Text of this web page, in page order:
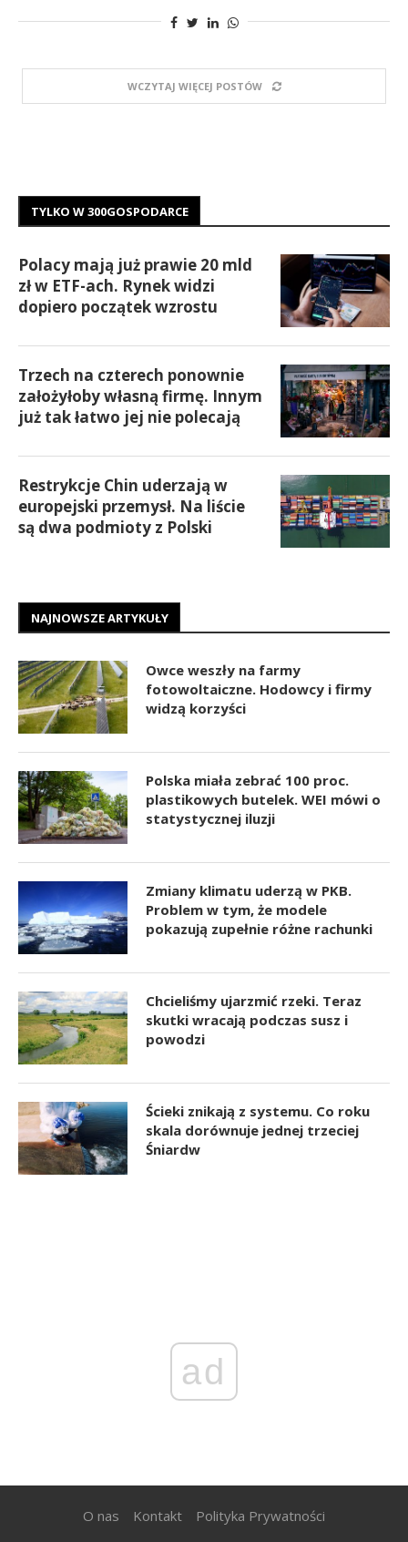
WCZYTAJ WIĘCEJ POSTÓW
TYLKO W 300GOSPODARCE
Polacy mają już prawie 20 mld
zł w ETF-ach. Rynek widzi
dopiero początek wzrostu
Trzech na czterech ponownie
założyłoby własną firmę. Innym
już tak łatwo jej nie polecają
Restrykcje Chin uderzają w
europejski przemysł. Na liście
są dwa podmioty z Polski
NAJNOWSZE ARTYKUŁY
Owce weszły na farmy
fotowoltaiczne. Hodowcy i firmy
widzą korzyści
Polska miała zebrać 100 proc.
plastikowych butelek. WEI mówi o
statystycznej iluzji
Zmiany klimatu uderzą w PKB.
Problem w tym, że modele
pokazują zupełnie różne rachunki
Chcieliśmy ujarzmić rzeki. Teraz
skutki wracają podczas susz i
powodzi
Ścieki znikają z systemu. Co roku
skala dorównuje jednej trzeciej
Śniardw
ad
O nas Kontakt Polityka Prywatności